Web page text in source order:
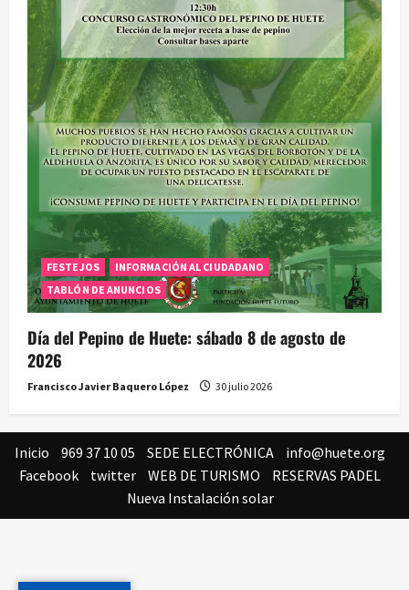
FESTEJOS
INFORMACIÓN AL CIUDADANO
TABLÓN DE ANUNCIOS
Día del Pepino de Huete: sábado 8 de agosto de
2026
Francisco Javier Baquero López 30 julio 2026
Inicio 969 37 10 05 SEDE ELECTRÓNICA
info@huete.org
Facebook
twitter WEB DE TURISMO
RESERVAS PADEL
Nueva Instalación solar